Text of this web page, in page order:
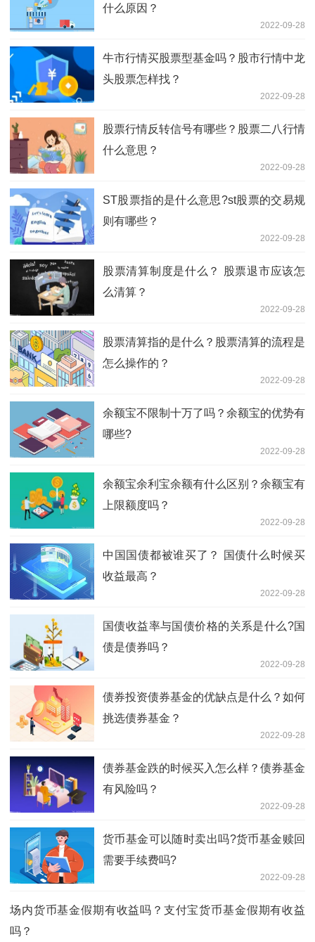
什么原因？
2022-09-28
牛市行情买股票型基金吗？股市行情中龙
头股票怎样找？
2022-09-28
股票行情反转信号有哪些？股票二八行情
什么意思？
2022-09-28
ST股票指的是什么意思?st股票的交易规
则有哪些？
2022-09-28
股票清算制度是什么？ 股票退市应该怎
么清算？
2022-09-28
股票清算指的是什么？股票清算的流程是
怎么操作的？
2022-09-28
余额宝不限制十万了吗？余额宝的优势有
哪些?
2022-09-28
余额宝余利宝余额有什么区别？余额宝有
上限额度吗？
2022-09-28
中国国债都被谁买了？ 国债什么时候买
收益最高？
2022-09-28
国债收益率与国债价格的关系是什么?国
债是债券吗？
2022-09-28
债券投资债券基金的优缺点是什么？如何
挑选债券基金？
2022-09-28
债券基金跌的时候买入怎么样？债券基金
有风险吗？
2022-09-28
货币基金可以随时卖出吗?货币基金赎回
需要手续费吗?
2022-09-28
场内货币基金假期有收益吗？支付宝货币基金假期有收益
吗？